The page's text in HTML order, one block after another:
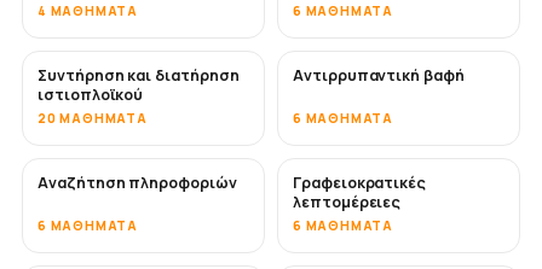
4 ΜΑΘΉΜΑΤΑ 6 ΜΑΘΉΜΑΤΑ
Συντήρηση και διατήρηση
ιστιοπλοϊκού
20 ΜΑΘΉΜΑΤΑ
ΣΎΝΤΟΜΑ
Αντιρρυπαντική βαφή
6 ΜΑΘΉΜΑΤΑ
Αναζήτηση πληροφοριών
6 ΜΑΘΉΜΑΤΑ
Γραφειοκρατικές
λεπτομέρειες
6 ΜΑΘΉΜΑΤΑ